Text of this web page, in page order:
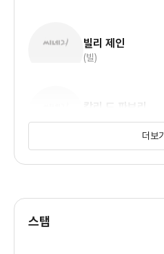
빌리 제인
(빌)
칼리 드 파브리
(메이시)
더보기
스탭